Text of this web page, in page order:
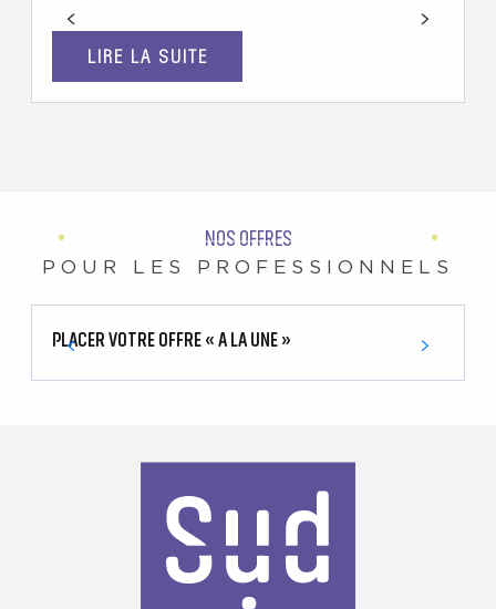
LIRE LA SUITE
NOS OFFRES
POUR LES PROFESSIONNELS
PLACER VOTRE OFFRE « A LA UNE »